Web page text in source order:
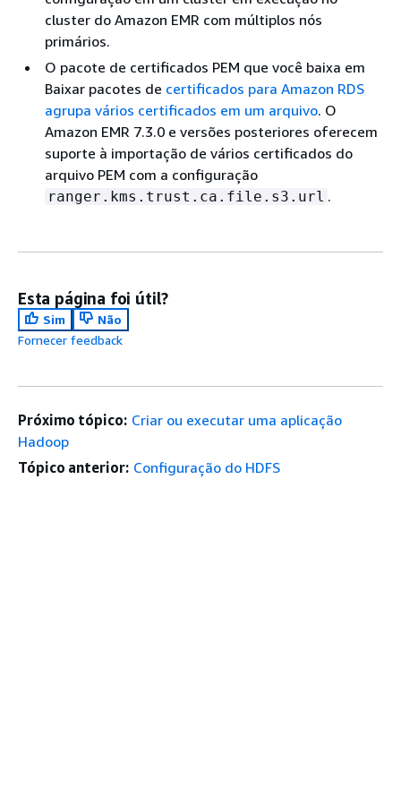
cluster do Amazon EMR com múltiplos nós
primários.
O pacote de certificados PEM que você baixa em
Baixar pacotes de certificados para Amazon RDS
agrupa vários certificados em um arquivo. O
Amazon EMR 7.3.0 e versões posteriores oferecem
suporte à importação de vários certificados do
arquivo PEM com a configuração
ranger.kms.trust.ca.file.s3.url .
Esta página foi útil?
Sim
Não
Fornecer feedback
Próximo tópico: Criar ou executar uma aplicação
Hadoop
Tópico anterior: Configuração do HDFS